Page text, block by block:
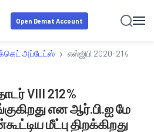
Open Demat Account
அப்டேட்ஸ் › எஸ்ஜிபி 2020-21 தொடர்
VIII 212%
என ஆர்.பி.ஐ மே
மீட்பு திறக்கிறது